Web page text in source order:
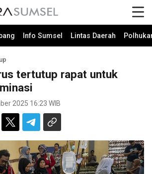
Info Sumsel Lintas Daerah
tertutup rapat untuk
2025 16:23 WIB